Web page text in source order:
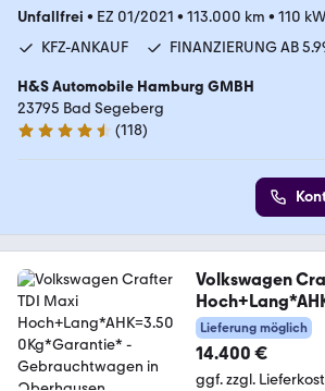
Unfallfrei • EZ 01/2021 • 113.000 km • 110
KFZ-ANKAUF
FINANZIERUNG AB
H&S Automobile Hamburg GMBH
23795 Bad Segeberg
4.6 Sterne
(118)
Volkswagen
tie*
Lieferung möglich
14.400 €
ggf. zzgl.